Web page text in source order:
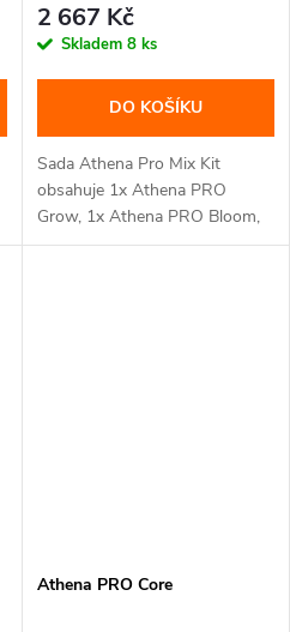
2 667 Kč
Skladem 8 ks
DO KOŠÍKU
Sada Athena Pro Mix Kit
obsahuje 1x Athena PRO
Grow, 1x Athena PRO Bloom,
1x Athena...
Athena PRO Core